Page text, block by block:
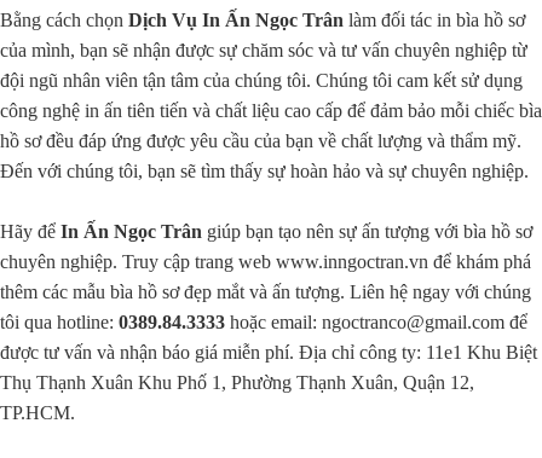
Bằng cách chọn Dịch Vụ In Ấn Ngọc Trân làm đối tác in bìa hồ sơ
của mình, bạn sẽ nhận được sự chăm sóc và tư vấn chuyên nghiệp từ
đội ngũ nhân viên tận tâm của chúng tôi. Chúng tôi cam kết sử dụng
công nghệ in ấn tiên tiến và chất liệu cao cấp để đảm bảo mỗi chiếc bìa
hồ sơ đều đáp ứng được yêu cầu của bạn về chất lượng và thẩm mỹ.
Đến với chúng tôi, bạn sẽ tìm thấy sự hoàn hảo và sự chuyên nghiệp.
Hãy để In Ấn Ngọc Trân giúp bạn tạo nên sự ấn tượng với bìa hồ sơ
chuyên nghiệp. Truy cập trang web www.inngoctran.vn để khám phá
thêm các mẫu bìa hồ sơ đẹp mắt và ấn tượng. Liên hệ ngay với chúng
tôi qua hotline: 0389.84.3333 hoặc email: ngoctranco@gmail.com để
được tư vấn và nhận báo giá miễn phí. Địa chỉ công ty: 11e1 Khu Biệt
Thụ Thạnh Xuân Khu Phố 1, Phường Thạnh Xuân, Quận 12,
TP.HCM.